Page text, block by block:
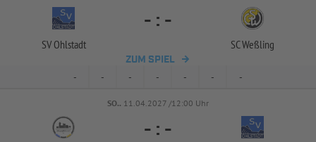
SV Ohlstadt
- : -
SC Weßling
ZUM SPIEL
- - - - - - -
SO.. 11.04.2027 /12:00 Uhr
- : -